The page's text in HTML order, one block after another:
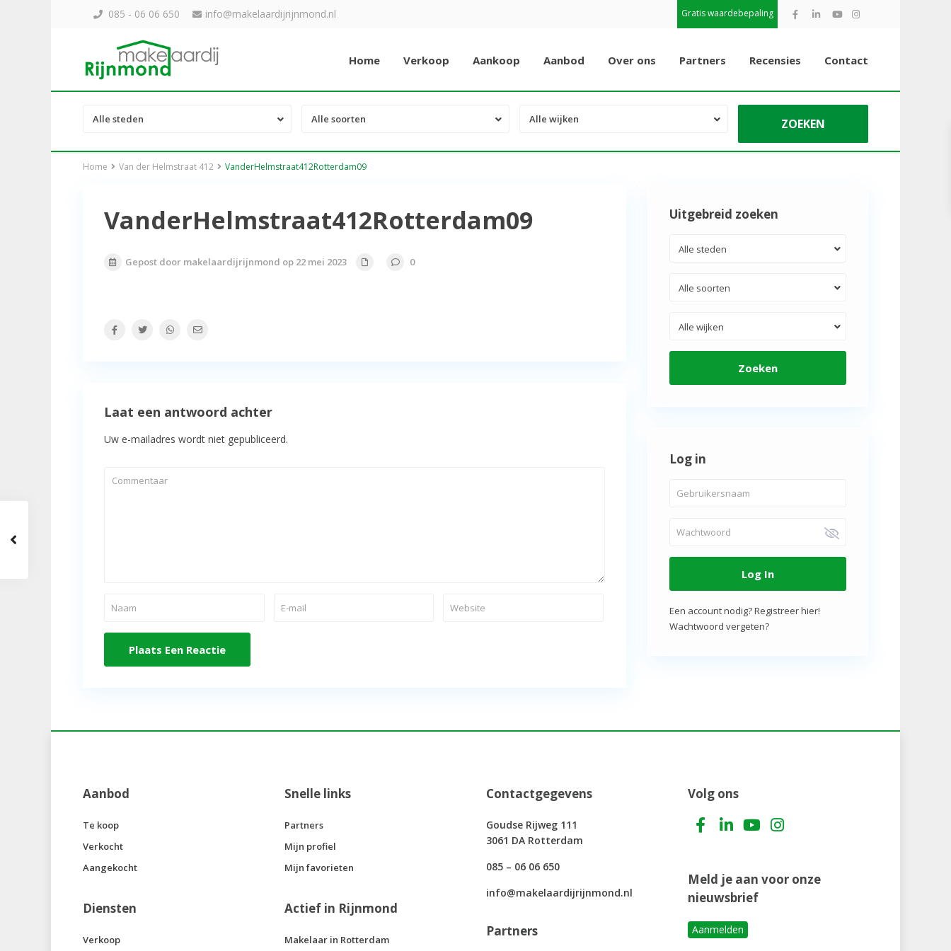
085 - 06 06 650 info@makelaardijrijnmond.nl Gratis waardebepaling
Home Verkoop Aankoop Aanbod Over ons Partners Recensies Contact
Alle steden Alle soorten Alle wijken
Home Van der Helmstraat 412 VanderHelmstraat412Rotterdam09
VanderHelmstraat412Rotterdam09
Gepost door makelaardijrijnmond op 22 mei 2023 0
Laat een antwoord achter
Uw e-mailadres wordt niet gepubliceerd.
Uitgebreid zoeken
Alle steden
Alle soorten
Alle wijken
Zoeken
Log in
Log In
Een account nodig? Registreer hier!
Wachtwoord vergeten?
Aanbod
Te koop
Verkocht
Aangekocht
Diensten
Verkoop
Snelle links
Partners
Mijn profiel
Mijn favorieten
Actief in Rijnmond
Makelaar in Rotterdam
Contactgegevens
Goudse Rijweg 111
3061 DA Rotterdam
085 – 06 06 650
info@makelaardijrijnmond.nl
Partners
Volg ons
Meld je aan voor onze
nieuwsbrief
Aanmelden